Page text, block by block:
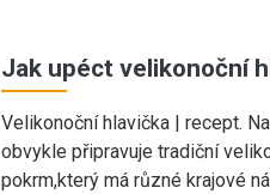
Jak upéct velikonoční
Velikonoční hlavička | recept.
obvykle připravuje tradiční
pokrm,který má různé krajové